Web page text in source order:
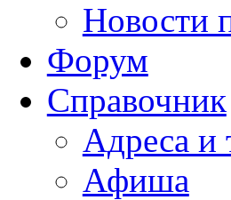
Новости
Форум
Справочник
Адреса и
Афиша